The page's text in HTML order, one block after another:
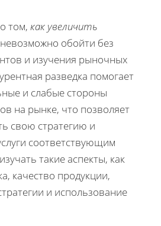
том, как увеличить
обойти без
и изучения рыночных
разведка помогает
и слабые стороны
на рынке, что позволяет
свою стратегию и
соответствующим
такие аспекты, как
качество продукции,
и использование